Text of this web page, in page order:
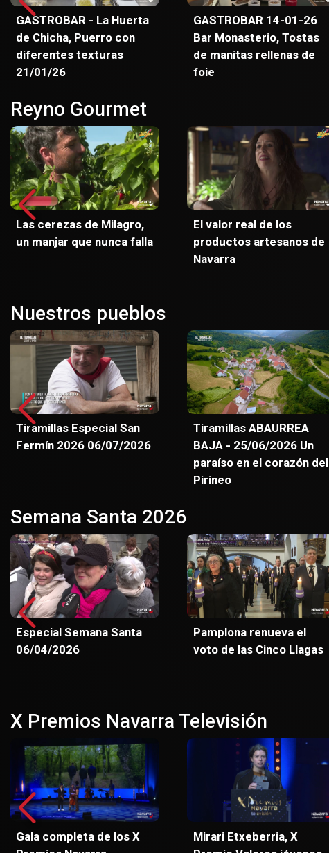
GASTROBAR - La Huerta
de Chicha, Puerro con
diferentes texturas
21/01/26
GASTROBAR 14-01-26
Bar Monasterio, Tostas
de manitas rellenas de
foie
Reyno Gourmet
Las cerezas de Milagro,
un manjar que nunca falla
El valor real de los
productos artesanos de
Navarra
Nuestros pueblos
Tiramillas Especial San
Fermín 2026 06/07/2026
Tiramillas ABAURREA
BAJA - 25/06/2026 Un
paraíso en el corazón del
Pirineo
Semana Santa 2026
Especial Semana Santa
06/04/2026
Pamplona renueva el
voto de las Cinco Llagas
X Premios Navarra Televisión
Gala completa de los X
Mirari Etxeberria, X